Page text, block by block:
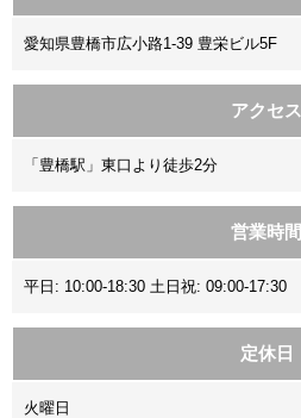
愛知県豊橋市広小路1-39 豊栄ビル5F
アクセス
「豊橋駅」東口より徒歩2分
営業時間
平日: 10:00-18:30 土日祝: 09:00-17:30
定休日
火曜日